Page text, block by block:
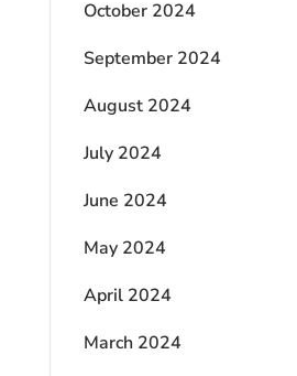
October 2024
September 2024
August 2024
July 2024
June 2024
May 2024
April 2024
March 2024